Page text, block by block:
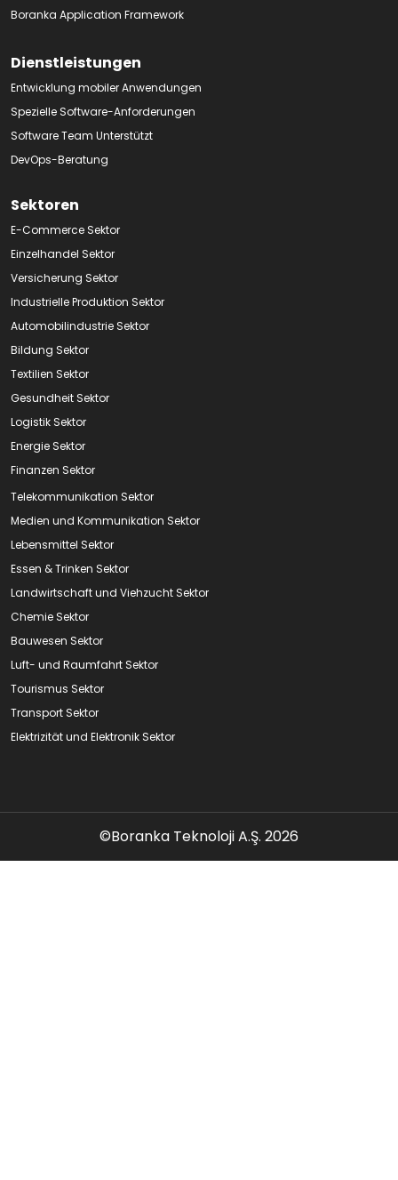
Boranka Application Framework
Dienstleistungen
Entwicklung mobiler Anwendungen
Spezielle Software-Anforderungen
Software Team Unterstützt
DevOps-Beratung
Sektoren
E-Commerce Sektor
Einzelhandel Sektor
Versicherung Sektor
Industrielle Produktion Sektor
Automobilindustrie Sektor
Bildung Sektor
Textilien Sektor
Gesundheit Sektor
Logistik Sektor
Energie Sektor
Finanzen Sektor
Telekommunikation Sektor
Medien und Kommunikation Sektor
Lebensmittel Sektor
Essen & Trinken Sektor
Landwirtschaft und Viehzucht Sektor
Chemie Sektor
Bauwesen Sektor
Luft- und Raumfahrt Sektor
Tourismus Sektor
Transport Sektor
Elektrizität und Elektronik Sektor
©Boranka Teknoloji A.Ş. 2026